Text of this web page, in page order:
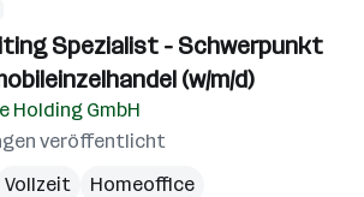
Spezialist - Schwerpunkt
(w/m/d)
Holding GmbH
veröffentlicht
Vollzeit
Homeoffice